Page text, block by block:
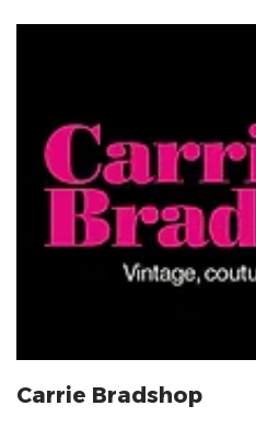
Carrie Bradshop